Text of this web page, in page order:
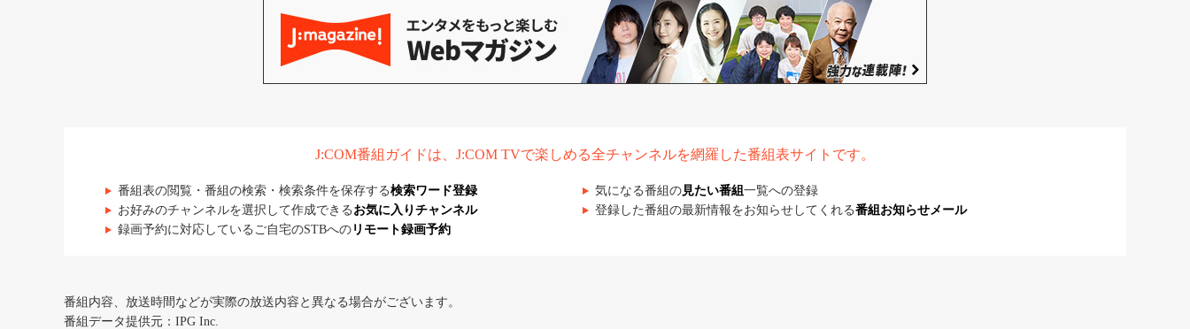
J:COM番組ガイドは、J:COM TVで楽しめる全チャンネルを網羅した番組表サイトです。
番組表の閲覧・番組の検索・検索条件を保存する検索ワード登録 気になる番組の見たい番組 一覧への登録
お好みのチャンネルを選択して作成できる お気に入りチャンネル 登録した番組の最新情報をお知らせしてくれる番組お知らせメール
録画予約に対応しているご自宅のSTBへの リモート録画予約
番組内容、放送時間などが実際の放送内容と異なる場合がございます。
番組データ提供元：IPG Inc.